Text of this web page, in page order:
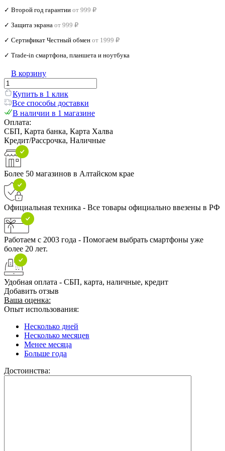
✓ Второй год гарантии от 999 ₽
✓ Защита экрана от 999 ₽
✓ Сертификат Честный обмен от 1999 ₽
✓ Trade‑in смартфона, планшета и ноутбука
В корзину
Купить в 1 клик
Все способы доставки
В наличии в 1 магазине
Оплата:
СБП, Карта банка, Карта Халва
Кредит/Рассрочка, Наличные
Более 50 магазинов в Алтайском крае
Официальная техника - Все товары официально ввезены в РФ
Работаем с 2003 года - Помогаем выбрать смартфоны уже
более 20 лет.
Удобная оплата - СБП, карта, наличные, кредит
Добавить отзыв
Ваша оценка:
Опыт использования:
Несколько дней
Несколько месяцев
Менее месяца
Больше года
Достоинства: